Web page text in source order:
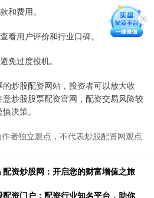
和费用。
看用户评价和行业口碑。
免过度投机。
炒股配资网站，投资者可以放大收
炒股股票配资官网，配资交易风险较
决策。
者独立观点，不代表炒股配资网观点
资炒股网：开启您的财富增值之旅
资门户：配资行业知名平台，助你